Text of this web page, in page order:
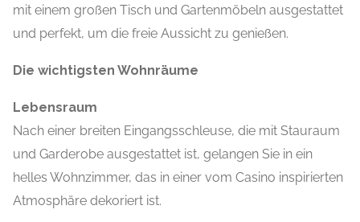
mit einem großen Tisch und Gartenmöbeln ausgestattet
und perfekt, um die freie Aussicht zu genießen.
Die wichtigsten Wohnräume
Lebensraum
Nach einer breiten Eingangsschleuse, die mit Stauraum
und Garderobe ausgestattet ist, gelangen Sie in ein
helles Wohnzimmer, das in einer vom Casino inspirierten
Atmosphäre dekoriert ist.